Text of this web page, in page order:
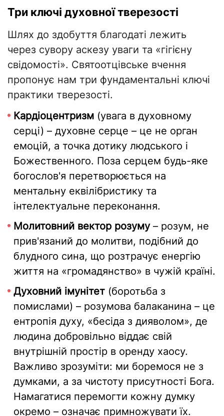
​Три ключі духовної тверезості
Шлях до здобуття благодаті лежить
через сувору аскезу уваги та «гігієну
свідомості». Святоотцівське вчення
пропонує нам три фундаментальні ключі
практики тверезості.
​Кардіоцентризм (увага в духовному
серці) – духовне серце – це не орган
емоцій, а точка дотику людського і
Божественного. Поза серцем будь-яке
богослов'я перетворюється на
ментальну еквілібристику та
інтелектуальне переконання.
Молитовний вектор розуму– розум, не
прив'язаний до молитви, подібний до
блудного сина, що розтрачує енергію
життя на «громадянство» в чужій країні.
Духовний імунітет (боротьба з
помислами) – розумова балаканина – це
ентропія духу, «бесіда з дияволом», де
людина добровільно віддає свій
внутрішній простір в оренду хаосу.
Важливо зрозуміти: ми боремося не з
думками, а за чистоту присутності Бога.
Намагатися перемогти кожну думку
окремо – означає примножувати їх.